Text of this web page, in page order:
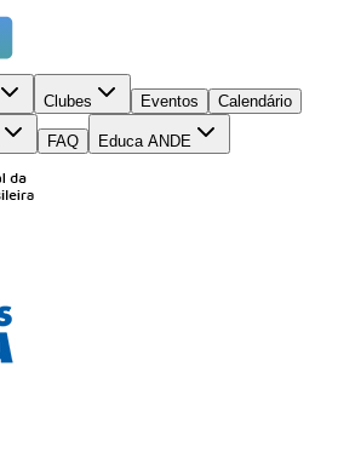
Clubes Eventos Calendário
FAQ Educa ANDE